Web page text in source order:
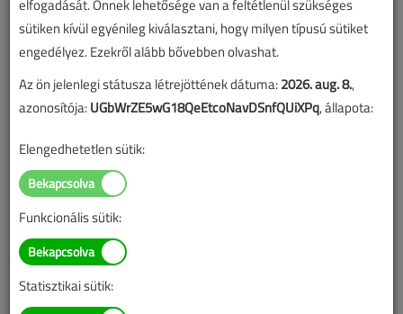
Tavaszi villamosszakmai
események
2020. február 10. |
elfogadását. Önnek lehetősége van a feltétlenül szükséges
sütiken kívül egyénileg kiválasztani, hogy milyen típusú sütiket
engedélyez. Ezekről alább bővebben olvashat.
Az ön jelenlegi státusza létrejöttének dátuma:2026. aug. 8.,
azonosítója:UGbWrZE5wG18QeEtcoNavDSnfQUiXPq, állapota:
Elengedhetetlen sütik:
Funkcionális sütik:
Statisztikai sütik: